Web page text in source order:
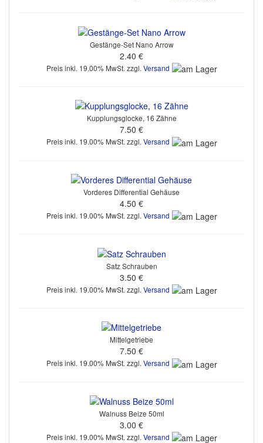
Gestänge-Set Nano Arrow
2.40 €
Preis inkl. 19.00% MwSt. zzgl. Versand
Kupplungsglocke, 16 Zähne
7.50 €
Preis inkl. 19.00% MwSt. zzgl.Versand
Vorderes Differential Gehäuse
4.50 €
Preis inkl. 19.00% MwSt. zzgl. Versand
Satz Schrauben
3.50 €
Preis inkl. 19.00% MwSt. zzgl. Versand
Mittelgetriebe
7.50 €
Preis inkl. 19.00% MwSt. zzgl.Versand
Walnuss Beize 50ml
3.00 €
Preis inkl. 19.00% MwSt. zzgl. Versand